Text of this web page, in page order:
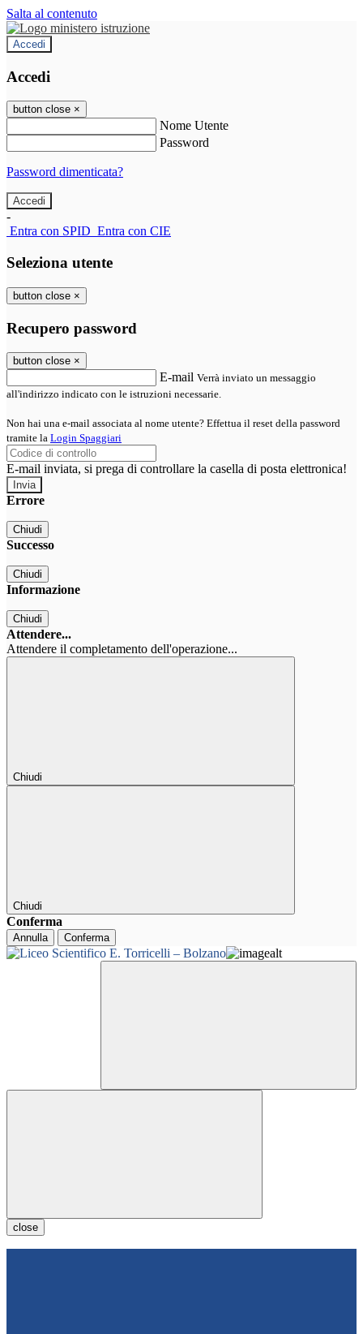
Salta al contenuto
Accedi
Accedi
button close ×
Nome Utente
Password
Password dimenticata?
-
Entra con SPID Entra con CIE
Seleziona utente
button close ×
Recupero password
button close ×
E-mail Verrà inviato un messaggio
all'indirizzo indicato con le istruzioni necessarie.
Non hai una e-mail associata al nome utente? Effettua il reset della password
tramite la Login Spaggiari
E-mail inviata, si prega di controllare la casella di posta elettronica!
Errore
Chiudi
Successo
Chiudi
Informazione
Chiudi
Attendere...
Attendere il completamento dell'operazione...
Chiudi
Chiudi
Conferma
Annulla Conferma
close